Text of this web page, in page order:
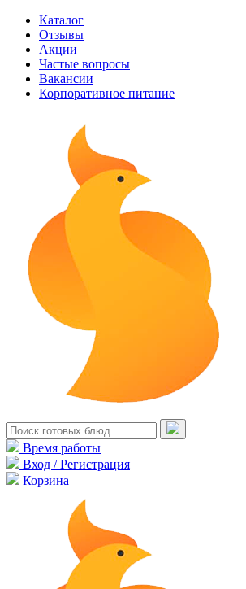
Каталог
Отзывы
Акции
Частые вопросы
Вакансии
Корпоративное питание
Время работы
Вход / Регистрация
Корзина